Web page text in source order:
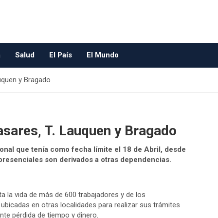
Salud El País El Mundo
y Bragado
T. Lauquen y Bragado
que tenía como fecha límite el 18 de Abril, desde
son derivados a otras dependencias.
la vida de más de 600 trabajadores y de los
en otras localidades para realizar sus trámites
pérdida de tiempo y dinero.